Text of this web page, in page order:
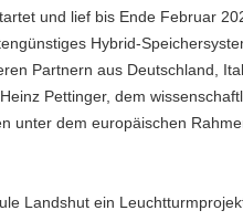
und lief bis Ende Februar
Hybrid-
Partnern aus Deutschland,
Pettinger, dem
unter dem europäischen
Landshut ein